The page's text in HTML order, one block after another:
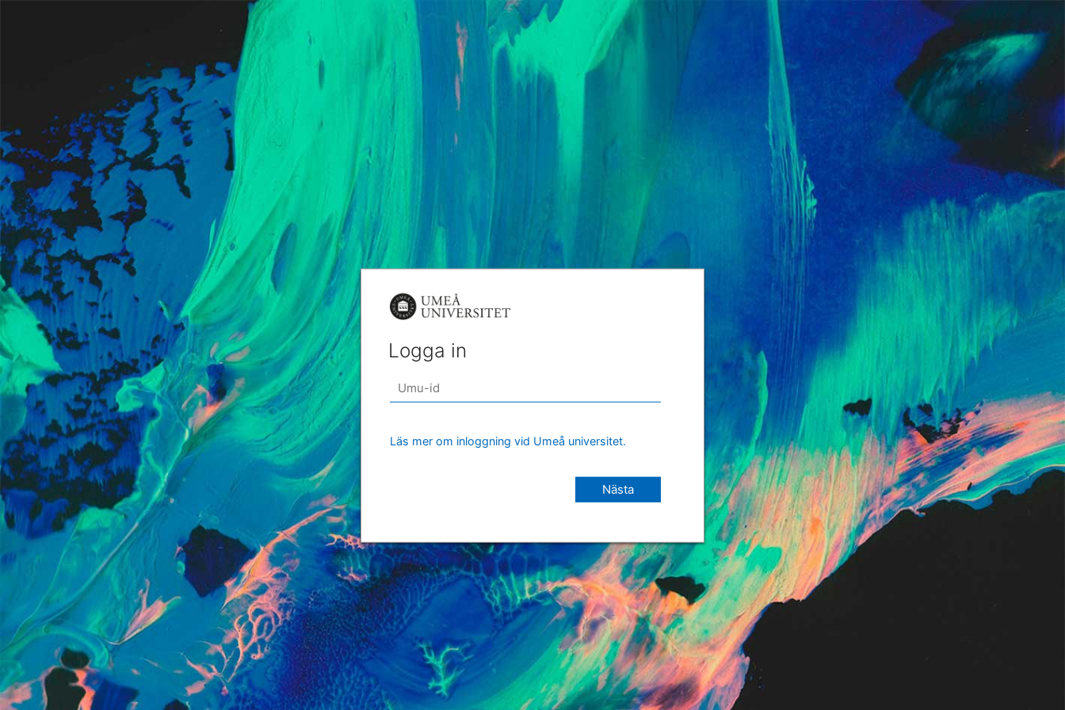
Logga in
Läs mer om inloggning vid Umeå universitet.
Nästa